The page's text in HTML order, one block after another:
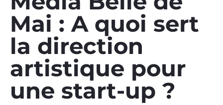
Mai : A quoi sert
la direction
artistique pour
une start-up ?